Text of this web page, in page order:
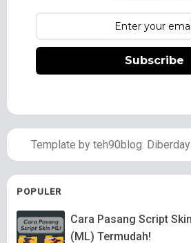
Subscribe
Template by teh90blog.
POPULER
Cara Pasang Script
(ML) Termudah!